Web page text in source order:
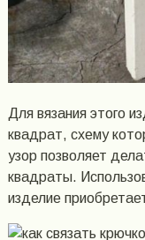
Для вязания этого
квадрат, схему
узор позволяет
квадраты.
изделие